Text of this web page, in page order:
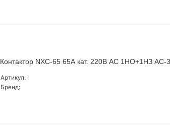
Контактор NXC-65 65А кат. 220В AC 1НО+1НЗ AC-
Артикул:
Бренд: